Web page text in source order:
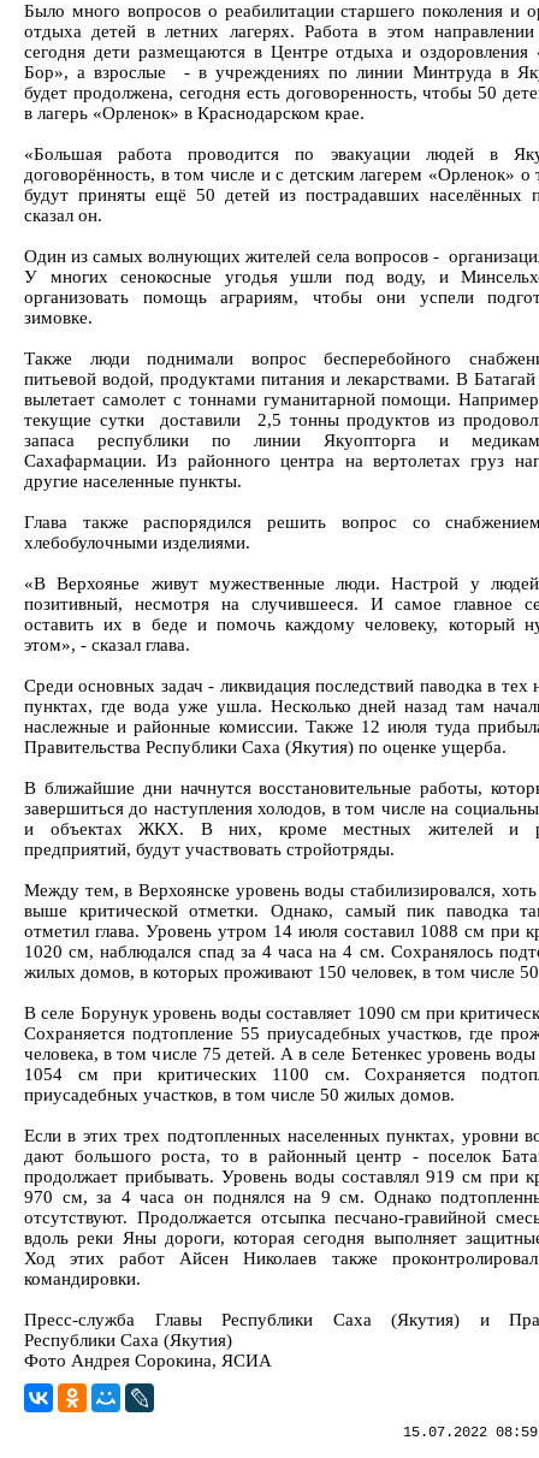
Было много вопросов о реабилитации старшего поколения и
отдыха детей в летних лагерях. Работа в этом
сегодня дети размещаются в Центре отдыха и оздоровления
Бор», а взрослые - в учреждениях по линии Минтруда в
будет продолжена, сегодня есть договоренность, чтобы 50
в лагерь «Орленок» в Краснодарском крае.
«Большая работа проводится по эвакуации людей в
договорённость, в том числе и с детским лагерем «Орленок»
будут приняты ещё 50 детей из пострадавших населённых
сказал он.
Один из самых волнующих жителей села вопросов -
У многих сенокосные угодья ушли под воду, и
организовать помощь аграриям, чтобы они успели
зимовке.
Также люди поднимали вопрос бесперебойного
питьевой водой, продуктами питания и лекарствами. В
вылетает самолет с тоннами гуманитарной помощи.
текущие сутки доставили 2,5 тонны продуктов из
запаса республики по линии Якуопторга и
Сахафармации. Из районного центра на вертолетах груз
другие населенные пункты.
Глава также распорядился решить вопрос со
хлебобулочными изделиями.
«В Верхоянье живут мужественные люди. Настрой у
позитивный, несмотря на случившееся. И самое главное
оставить их в беде и помочь каждому человеку, который
этом», - сказал глава.
Среди основных задач - ликвидация последствий паводка в тех
пунктах, где вода уже ушла. Несколько дней назад там
наслежные и районные комиссии. Также 12 июля туда
Правительства Республики Саха (Якутия) по оценке ущерба.
В ближайшие дни начнутся восстановительные работы,
завершиться до наступления холодов, в том числе на
и объектах ЖКХ. В них, кроме местных жителей и
предприятий, будут участвовать стройотряды.
Между тем, в Верхоянске уровень воды стабилизировался, хоть
выше критической отметки. Однако, самый пик паводка
отметил глава. Уровень утром 14 июля составил 1088 см при
1020 см, наблюдался спад за 4 часа на 4 см. Сохранялось
жилых домов, в которых проживают 150 человек, в том числе
В селе Борунук уровень воды составляет 1090 см при
Сохраняется подтопление 55 приусадебных участков, где
человека, в том числе 75 детей. А в селе Бетенкес уровень воды
1054 см при критических 1100 см. Сохраняется
приусадебных участков, в том числе 50 жилых домов.
Если в этих трех подтопленных населенных пунктах, уровни
дают большого роста, то в районный центр - поселок
продолжает прибывать. Уровень воды составлял 919 см при
970 см, за 4 часа он поднялся на 9 см. Однако
отсутствуют. Продолжается отсыпка песчано-гравийной
вдоль реки Яны дороги, которая сегодня выполняет
Ход этих работ Айсен Николаев также
командировки.
Пресс-служба Главы Республики Саха (Якутия) и
Республики Саха (Якутия)
Фото Андрея Сорокина, ЯСИА
15.07.2022